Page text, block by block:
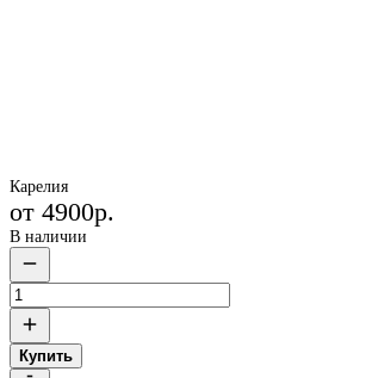
Карелия
от 4900р.
В наличии
Купить